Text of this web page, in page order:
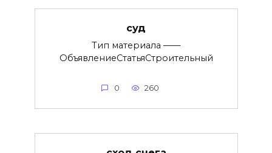
суд
Тип материала ——
ОбъявлениеСтатьяСтроительный
0 260